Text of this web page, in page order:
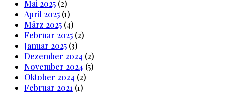
Mai 2025 (2)
April 2025 (1)
März 2025 (4)
Februar 2025 (2)
Januar 2025 (3)
Dezember 2024 (2)
November 2024 (5)
Oktober 2024 (2)
Februar 2021 (1)